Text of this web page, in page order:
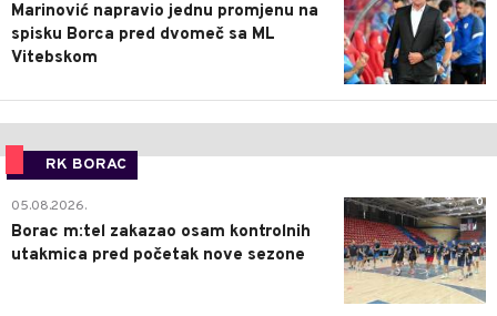
Marinović napravio jednu promjenu na
spisku Borca pred dvomeč sa ML
Vitebskom
RK BORAC
0
05.08.2026.
Borac m:tel zakazao osam kontrolnih
utakmica pred početak nove sezone